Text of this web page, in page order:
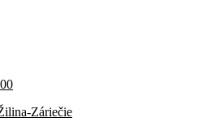
Záriečie